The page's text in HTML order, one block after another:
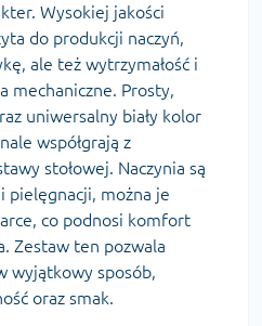
Wysokiej jakości
do produkcji naczyń,
ale też wytrzymałość i
mechaniczne. Prosty,
uniwersalny biały kolor
współgrają z
stołowej. Naczynia są
pielęgnacji, można je
co podnosi komfort
Zestaw ten pozwala
wyjątkowy sposób,
oraz smak.